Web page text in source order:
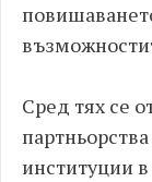
Сред тях се
институции